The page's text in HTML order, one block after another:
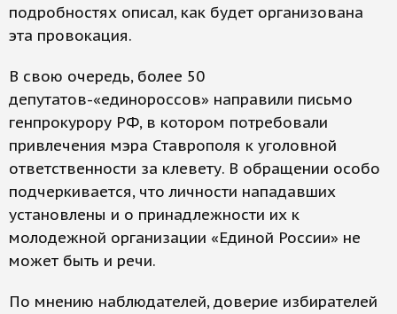
подробностях описал, как будет организована
эта провокация.
В свою очередь, более 50
депутатов-«единороссов» направили письмо
генпрокурору РФ, в котором потребовали
привлечения мэра Ставрополя к уголовной
ответственности за клевету. В обращении особо
подчеркивается, что личности нападавших
установлены и о принадлежности их к
молодежной организации «Единой России» не
может быть и речи.
По мнению наблюдателей, доверие избирателей